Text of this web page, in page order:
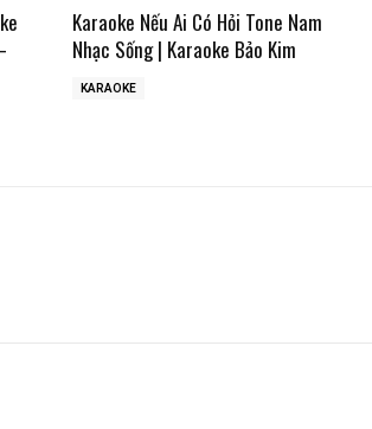
Karaoke Nếu Ai Có Hỏi Tone Nam
Nhạc Sống | Karaoke Bảo Kim
KARAOKE